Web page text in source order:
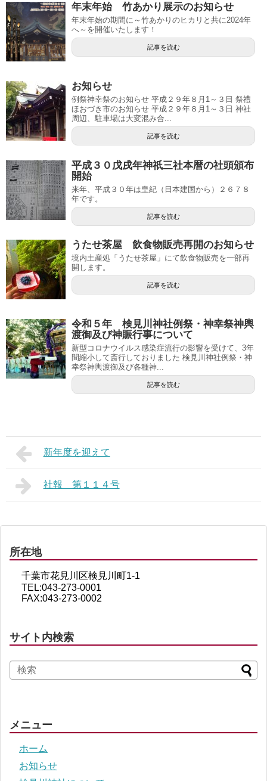
年末年始 竹あかり展示のお知らせ
年末年始の期間に～竹あかりのヒカリと共に2024年
へ～を開催いたします！
記事を読む
お知らせ
例祭神幸祭のお知らせ 平成２９年８月1～３日 祭禮
ほおづき市のお知らせ 平成２９年８月1～３日 神社
周辺、駐車場は大変混み合...
記事を読む
平成３０戊戌年神祇三社本暦の社頭頒布
開始
来年、平成３０年は皇紀（日本建国から）２６７８
年です。
記事を読む
うたせ茶屋 飲食物販売再開のお知らせ
境内土産処「うたせ茶屋」にて飲食物販売を一部再
開します。
記事を読む
令和５年 検見川神社例祭・神幸祭神輿
渡御及び神賑行事について
新型コロナウイルス感染症流行の影響を受けて、3年
間縮小して斎行しておりました 検見川神社例祭・神
幸祭神輿渡御及び各種神...
記事を読む
新年度を迎えて
社報 第１１４号
所在地
千葉市花見川区検見川町1-1
TEL:043-273-0001
FAX:043-273-0002
サイト内検索
メニュー
ホーム
お知らせ